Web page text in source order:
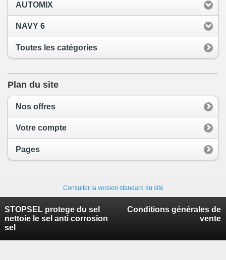
AUTOMIX
NAVY 6
Toutes les catégories
Plan du site
Nos offres
Votre compte
Pages
Consulter la version standard du site
STOPSEL protege du sel
nettoie le sel anti corrosion
sel
Conditions générales de
vente